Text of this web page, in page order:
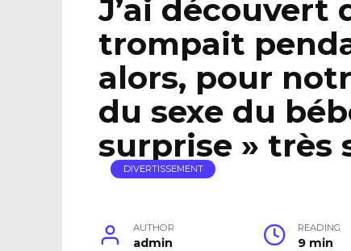
J’ai découvert
trompait
alors, pour
du sexe du
surprise » très
DIVERTISSEMENT
AUTHOR
admin
READING
9 min